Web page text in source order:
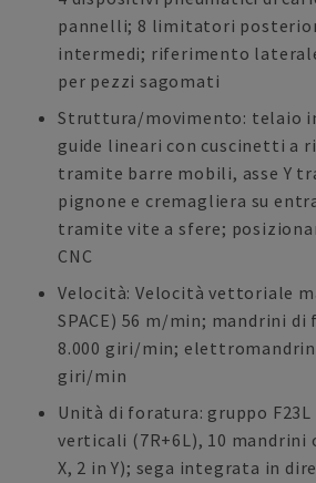
pannelli; 8 limitatori
intermedi; riferimento
per pezzi sagomati
Struttura/movimento: telaio
guide lineari con cuscinetti a
tramite barre mobili, asse Y
pignone e cremagliera su
tramite vite a sfere;
CNC
Velocità: Velocità vettoriale
SPACE) 56 m/min; mandrini
8.000 giri/min;
giri/min
Unità di foratura: gruppo F23L
verticali (7R+6L), 10
X, 2 in Y); sega integrata in